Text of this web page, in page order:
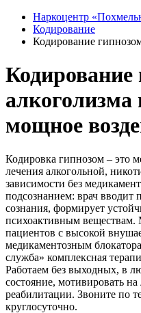
Наркоцентр
Кодирование
Кодирование
Кодирование
мощное
Кодировка гипнозом – это
лечения алкогольной,
зависимости без
подсознанием: врач вводит
сознания, формирует
психоактивным веществам.
пациентов с высокой
медикаментозным
служба» комплексная
Работаем без выходных, в
состояние, мотивировать
реабилитации. Звоните по
круглосуточно.